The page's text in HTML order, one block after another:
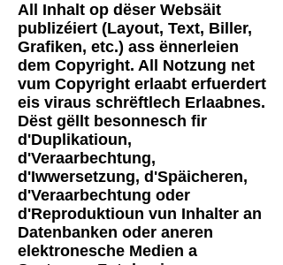
All Inhalt op dëser Websäit
publizéiert (Layout, Text, Biller,
Grafiken, etc.) ass ënnerleien
dem Copyright. All Notzung net
vum Copyright erlaabt erfuerdert
eis viraus schrëftlech Erlaabnes.
Dëst gëllt besonnesch fir
d'Duplikatioun,
d'Veraarbechtung,
d'Iwwersetzung, d'Späicheren,
d'Veraarbechtung oder
d'Reproduktioun vun Inhalter an
Datenbanken oder aneren
elektronesche Medien a